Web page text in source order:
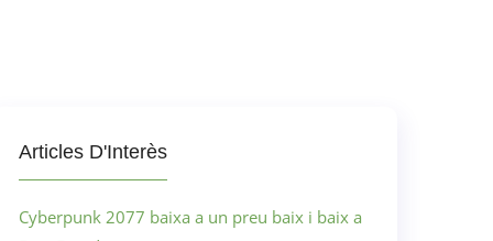
Articles D'Interès
Cyberpunk 2077 baixa a un preu baix i baix a